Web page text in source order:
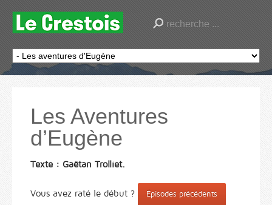
Les Aventures
d’Eugène
Texte : Gaëtan Trolliet.
Vous avez raté le début ? Épisodes précédents